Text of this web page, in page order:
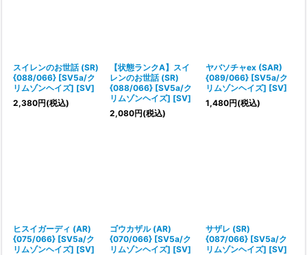
スイレンのお世話 (SR)
{088/066} [SV5a/ク
リムゾンヘイズ] [SV]
2,380円(税込)
【状態ランクA】スイ
レンのお世話 (SR)
{088/066} [SV5a/ク
リムゾンヘイズ] [SV]
2,080円(税込)
ヤバソチャex (SAR)
{089/066} [SV5a/ク
リムゾンヘイズ] [SV]
1,480円(税込)
ヒスイガーディ (AR)
{075/066} [SV5a/ク
リムゾンヘイズ] [SV]
ゴウカザル (AR)
{070/066} [SV5a/ク
リムゾンヘイズ] [SV]
サザレ (SR)
{087/066} [SV5a/ク
リムゾンヘイズ] [SV]